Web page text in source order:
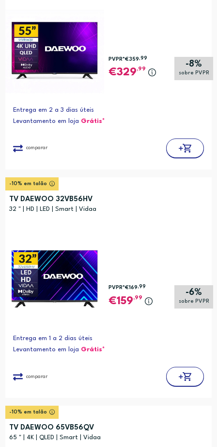
-8%
sobre PVPR
PVPR*€359 ,99
329,99
Entrega em 2 a 3 dias úteis
Levantamento em loja Grátis*
comparar
-10% em talão
TV DAEWOO 32VB56HV
32 " | HD | LED | Smart | Vidaa
-6%
sobre PVPR
PVPR*€169,99
159,99
Entrega em 1 a 2 dias úteis
Levantamento em loja Grátis*
comparar
-10% em talão
TV DAEWOO 65VB56QV
65 " | 4K | QLED | Smart | Vidaa